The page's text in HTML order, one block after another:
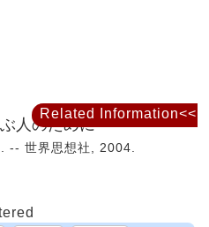
人のために
-- 世界思想社, 2004.
Related Information<<